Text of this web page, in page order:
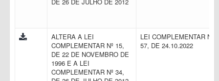
ALTERA A LEI
COMPLEMENTAR Nº 15,
DE 22 DE NOVEMBRO DE
1996 E A LEI
COMPLEMENTAR Nº 34,
LEI COMPLEMENTAR N.
57, DE 24.10.2022